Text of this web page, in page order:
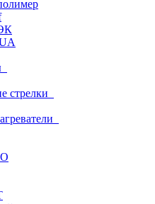
стрелки